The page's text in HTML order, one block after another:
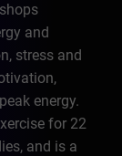
and
stress and
energy.
for 22
and is a